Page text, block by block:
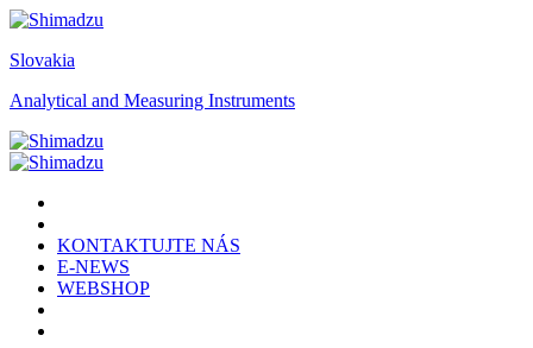
Slovakia
Analytical and Measuring Instruments
KONTAKTUJTE NÁS
E-NEWS
WEBSHOP